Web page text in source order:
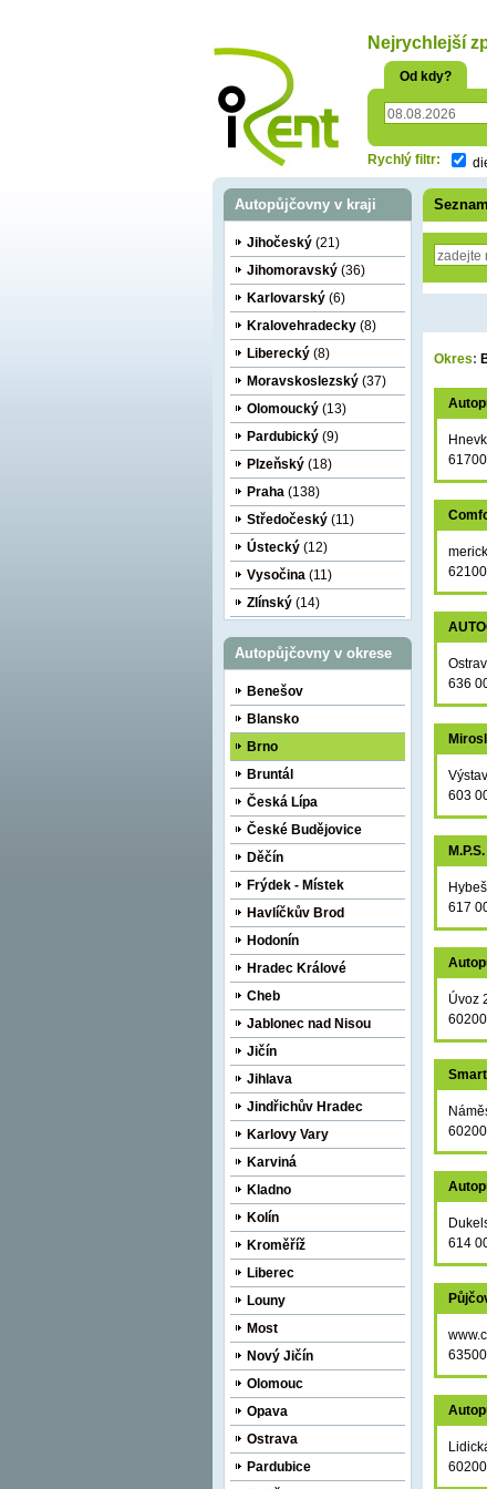
Nejrychlejší
Od kdy?
Rychlý filtr:
Autopůjčovny v kraji
Jihočeský (21)
Jihomoravský (36)
Karlovarský (6)
Kralovehradecky (8)
Liberecký (8)
Moravskoslezský (37)
Olomoucký (13)
Pardubický (9)
Plzeňský (18)
Praha (138)
Středočeský (11)
Ústecký (12)
Vysočina (11)
Zlínský (14)
Autopůjčovny v okrese
Benešov
Blansko
Brno
Bruntál
Česká Lípa
České Budějovice
Děčín
Frýdek - Místek
Havlíčkův Brod
Hodonín
Hradec Králové
Cheb
Jablonec nad Nisou
Jičín
Jihlava
Jindřichův Hradec
Karlovy Vary
Karviná
Kladno
Kolín
Kroměříž
Liberec
Louny
Most
Nový Jičín
Olomouc
Opava
Ostrava
Pardubice
Okres:
636
603
617
Úvoz
614